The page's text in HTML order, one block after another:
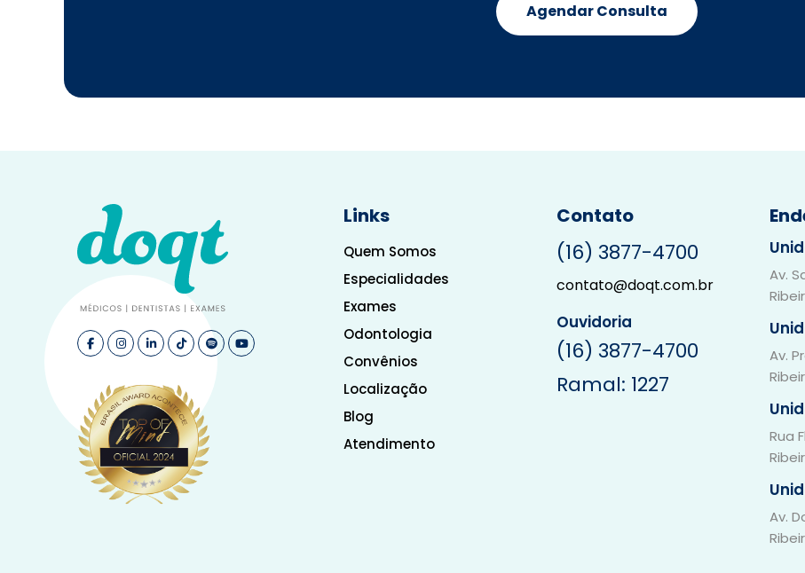
Agendar Consulta
Links
Quem Somos
Especialidades
Exames
Odontologia
Convênios
Localização
Blog
Atendimento
Contato
(16) 3877-4700
contato@doqt.com.br
Ouvidoria
(16) 3877-4700
Ramal: 1227
Av.
Av.
Rua
Av.